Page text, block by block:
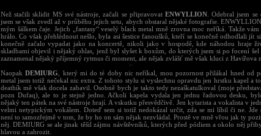
Než stačili sklidit MS své nástroje, začali se připravovat ENWYLLION . Odebral jsem
jsem se však zvedl až v průběhu jejich setu, abych obstaral nějaké fotografie.
mým šálkem čaje. Jejich „fantasy“ veselý black metal mně zrovna moc neříká. Takže
hrálo. Co však přehlédnout nešlo, byla asi šestice fanoušků, kteří se konečně odhodlali jít
konečně začalo vypadat jako na koncertě, nikoli jako v hospodě, kde náhodou hraje
skladbami objevil i nějaký ohlas, jenž byl slyšet k boxům, do kterých jsem si po focení šel
zaznamenal nějaký příjemný rytmus či moment, ale nějak zvlášť mě však kluci z Havířova
NaopakDEMIURG
, který mi do té doby nic neříkal, mou pozornost přilákal hned od
metal jsem totiž nečekal nic extra. Z tohoto stylu si vyslechnu opravdu jen hrstku kapel a
deathík mě však docela zabavil. Osobně bych je takto tedy nezaškatulkoval (moje
pozn Dufaq), ale to je stejně jedno. Ačkoli kapela vydala jen jednu řadovou desku,
nějaký ten pátek na své nástroje hrají. A vskutku přesvědčivě. Jen kytarista a vokalista v
velmi netypickým vokálem. Doteď sem si totiž nedokázal určit, zda se mi líbil či ne. Jde
není to samozřejmě v tom, že by ho on sám nějak nezvládal. Prostě ve mně vřou jak ty
něj. DEMIURG se ale jinak těšil zájmu návštěvníků, kterých před pódiem a okolo něj
hlavou a zahrozit.